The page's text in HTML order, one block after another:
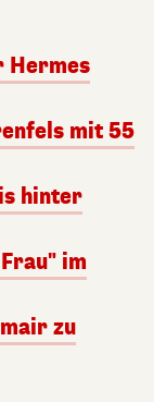
Hermes
mit 55
hinter
im
zu